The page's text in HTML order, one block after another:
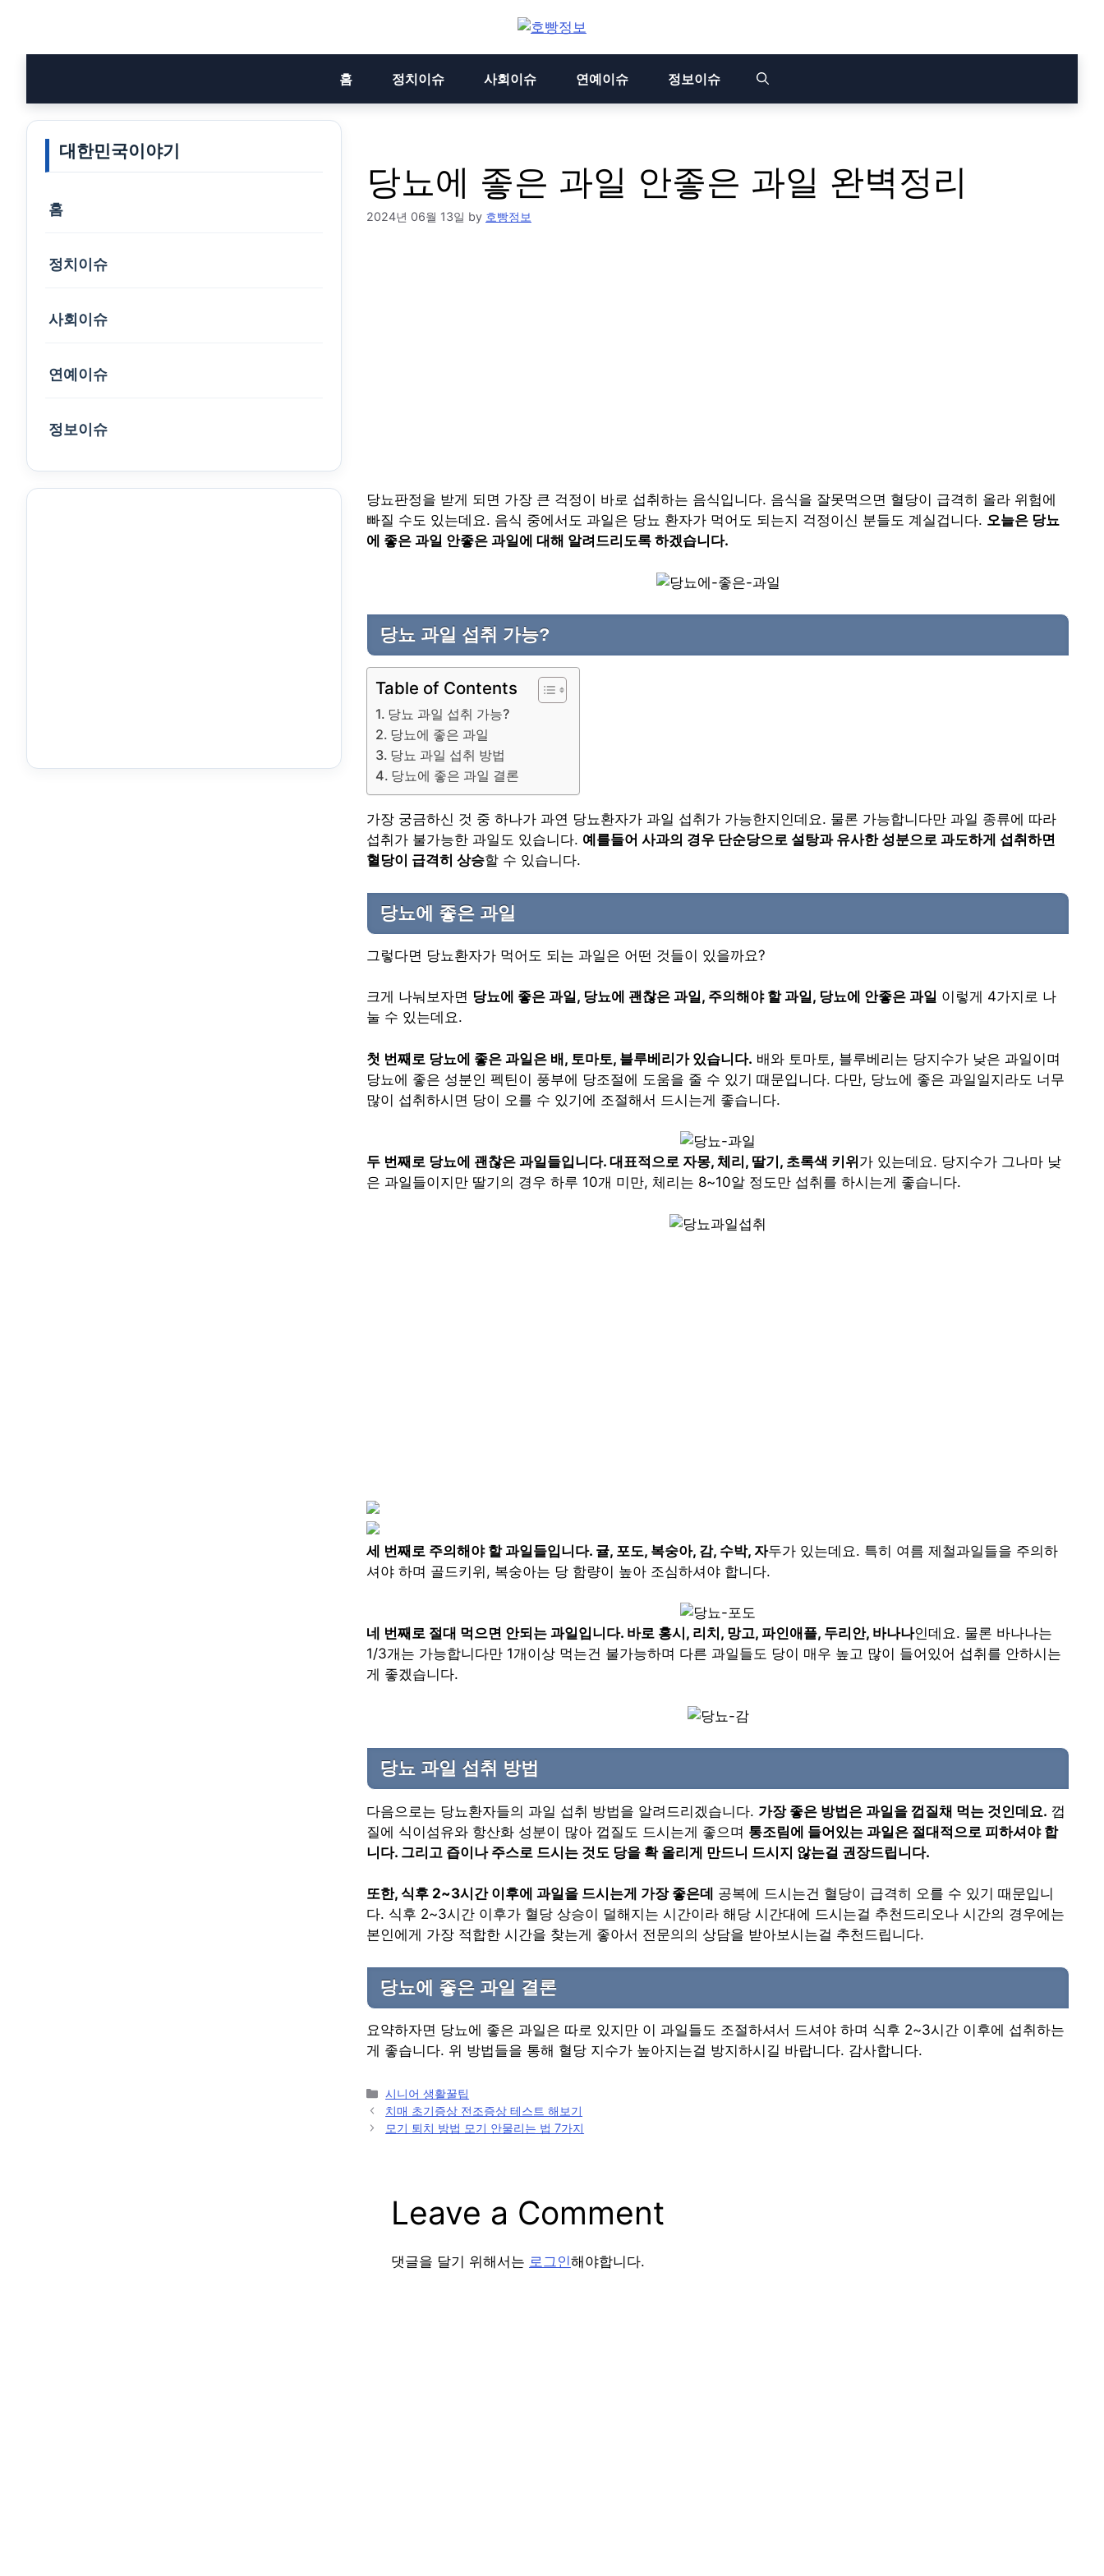
content
홈
정치이슈 사회이슈 연예이슈 정보이슈
당뇨에 좋은 과일 안좋은 과일 완벽정리
2024년 06월 13일 by 호빵정보
당뇨판정을 받게 되면 가장 큰 걱정이 바로 섭취하는 음식입니다. 음식을 잘못먹으면 혈당이 급격히 올라 위험에
빠질 수도 있는데요. 음식 중에서도 과일은 당뇨 환자가 먹어도 되는지 걱정이신 분들도 계실겁니다. 오늘은 당뇨
에 좋은 과일 안좋은 과일에 대해 알려드리도록 하겠습니다.
당뇨 과일 섭취 가능?
Table of Contents
당뇨 과일 섭취 가능?
당뇨에 좋은 과일
당뇨 과일 섭취 방법
당뇨에 좋은 과일 결론
가장 궁금하신 것 중 하나가 과연 당뇨환자가 과일 섭취가 가능한지인데요. 물론 가능합니다만 과일 종류에 따라
섭취가 불가능한 과일도 있습니다. 예를들어 사과의 경우 단순당으로 설탕과 유사한 성분으로 과도하게 섭취하면
혈당이 급격히 상승할 수 있습니다.
당뇨에 좋은 과일
그렇다면 당뇨환자가 먹어도 되는 과일은 어떤 것들이 있을까요?
크게 나눠보자면 당뇨에 좋은 과일, 당뇨에 괜찮은 과일, 주의해야 할 과일, 당뇨에 안좋은 과일 이렇게 4가지로 나
눌 수 있는데요.
첫 번째로 당뇨에 좋은 과일은 배, 토마토, 블루베리가 있습니다. 배와 토마토, 블루베리는 당지수가 낮은 과일이며
당뇨에 좋은 성분인 펙틴이 풍부에 당조절에 도움을 줄 수 있기 때문입니다. 다만, 당뇨에 좋은 과일일지라도 너무
많이 섭취하시면 당이 오를 수 있기에 조절해서 드시는게 좋습니다.
두 번째로 당뇨에 괜찮은 과일들입니다. 대표적으로 자몽, 체리, 딸기, 초록색 키위 가 있는데요. 당지수가 그나마 낮
은 과일들이지만 딸기의 경우 하루 10개 미만, 체리는 8~10알 정도만 섭취를 하시는게 좋습니다.
세 번째로 주의해야 할 과일들입니다. 귤, 포도, 복숭아, 감, 수박, 자두가 있는데요. 특히 여름 제철과일들을 주의하
셔야 하며 골드키위, 복숭아는 당 함량이 높아 조심하셔야 합니다.
네 번째로 절대 먹으면 안되는 과일입니다. 바로 홍시, 리치, 망고, 파인애플, 두리안, 바나나인데요. 물론 바나나는
1/3개는 가능합니다만 1개이상 먹는건 불가능하며 다른 과일들도 당이 매우 높고 많이 들어있어 섭취를 안하시는
게 좋겠습니다.
당뇨 과일 섭취 방법
다음으로는 당뇨환자들의 과일 섭취 방법을 알려드리겠습니다. 가장 좋은 방법은 과일을 껍질채 먹는 것인데요. 껍
질에 식이섬유와 항산화 성분이 많아 껍질도 드시는게 좋으며 통조림에 들어있는 과일은 절대적으로 피하셔야 합
니다. 그리고 즙이나 주스로 드시는 것도 당을 확 올리게 만드니 드시지 않는걸 권장드립니다.
또한, 식후 2~3시간 이후에 과일을 드시는게 가장 좋은데
공복에 드시는건 혈당이 급격히 오를 수 있기 때문입니
다. 식후 2~3시간 이후가 혈당 상승이 덜해지는 시간이라 해당 시간대에 드시는걸 추천드리오나 시간의 경우에는
본인에게 가장 적합한 시간을 찾는게 좋아서 전문의의 상담을 받아보시는걸 추천드립니다.
당뇨에 좋은 과일 결론
요약하자면 당뇨에 좋은 과일은 따로 있지만 이 과일들도 조절하셔서 드셔야 하며 식후 2~3시간 이후에 섭취하는
게 좋습니다. 위 방법들을 통해 혈당 지수가 높아지는걸 방지하시길 바랍니다. 감사합니다.
Categories
시니어 생활꿀팁
Post
navigation
치매 초기증상 전조증상 테스트 해보기
모기 퇴치 방법 모기 안물리는 법 7가지
Leave a Comment
댓글을 달기 위해서는 로그인해야합니다.
대한민국이야기
홈
정치이슈
사회이슈
연예이슈
정보이슈